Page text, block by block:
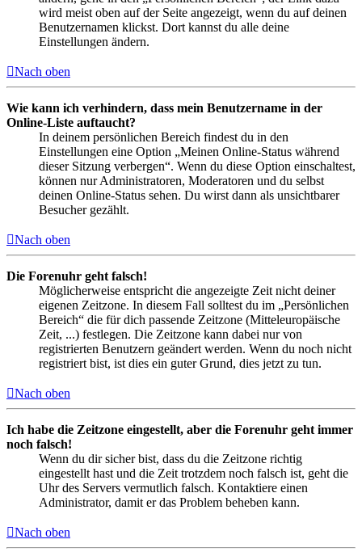
wird meist oben auf der Seite angezeigt, wenn du auf deinen
Benutzernamen klickst. Dort kannst du alle deine
Einstellungen ändern.
Nach oben
Wie kann ich verhindern, dass mein Benutzername in der
Online-Liste auftaucht?
In deinem persönlichen Bereich findest du in den
Einstellungen eine Option „Meinen Online-Status während
dieser Sitzung verbergen“. Wenn du diese Option einschaltest,
können nur Administratoren, Moderatoren und du selbst
deinen Online-Status sehen. Du wirst dann als unsichtbarer
Besucher gezählt.
Nach oben
Die Forenuhr geht falsch!
Möglicherweise entspricht die angezeigte Zeit nicht deiner
eigenen Zeitzone. In diesem Fall solltest du im „Persönlichen
Bereich“ die für dich passende Zeitzone (Mitteleuropäische
Zeit, ...) festlegen. Die Zeitzone kann dabei nur von
registrierten Benutzern geändert werden. Wenn du noch nicht
registriert bist, ist dies ein guter Grund, dies jetzt zu tun.
Nach oben
Ich habe die Zeitzone eingestellt, aber die Forenuhr geht immer
noch falsch!
Wenn du dir sicher bist, dass du die Zeitzone richtig
eingestellt hast und die Zeit trotzdem noch falsch ist, geht die
Uhr des Servers vermutlich falsch. Kontaktiere einen
Administrator, damit er das Problem beheben kann.
Nach oben